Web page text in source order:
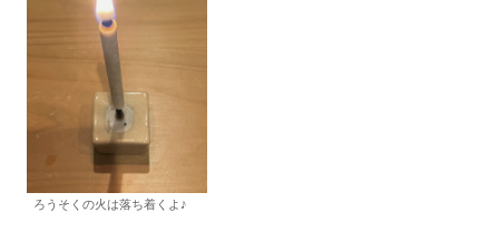
ろうそくの火は落ち着くよ ♪